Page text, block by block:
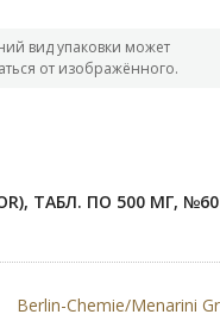
вид упаковки может
от изображённого.
ТАБЛ. ПО 500 МГ, №60